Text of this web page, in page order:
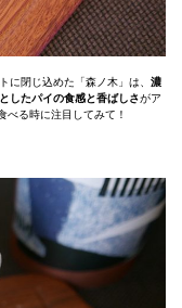
に閉じ込めた「森ノ木」は、 濃
したパイの食感と香ばしさがア
べる時に注目してみて！